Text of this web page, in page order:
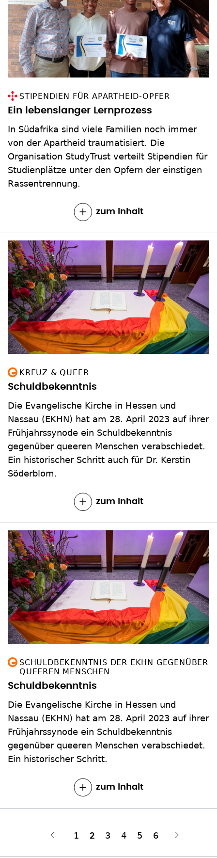
STIPENDIEN FÜR APARTHEID-OPFER
Ein lebenslanger Lernprozess
In Südafrika sind viele Familien noch immer
von der Apartheid traumatisiert. Die
Organisation StudyTrust verteilt Stipendien für
Studienplätze unter den Opfern der einstigen
Rassentrennung.
KREUZ & QUEER
Schuldbekenntnis
Die Evangelische Kirche in Hessen und
Nassau (EKHN) hat am 28. April 2023 auf ihrer
Frühjahrssynode ein Schuldbekenntnis
gegenüber queeren Menschen verabschiedet.
Ein historischer Schritt auch für Dr. Kerstin
Söderblom.
SCHULDBEKENNTNIS DER EKHN GEGENÜBER
QUEEREN MENSCHEN
Schuldbekenntnis
Die Evangelische Kirche in Hessen und
Nassau (EKHN) hat am 28. April 2023 auf ihrer
Frühjahrssynode ein Schuldbekenntnis
gegenüber queeren Menschen verabschiedet.
Ein historischer Schritt.
zum Inhalt
‹‹ Seite
1
Aktuelle
2 Seite
3 Seite
4 Seite
5 Seite
6
Nächste Seite ››